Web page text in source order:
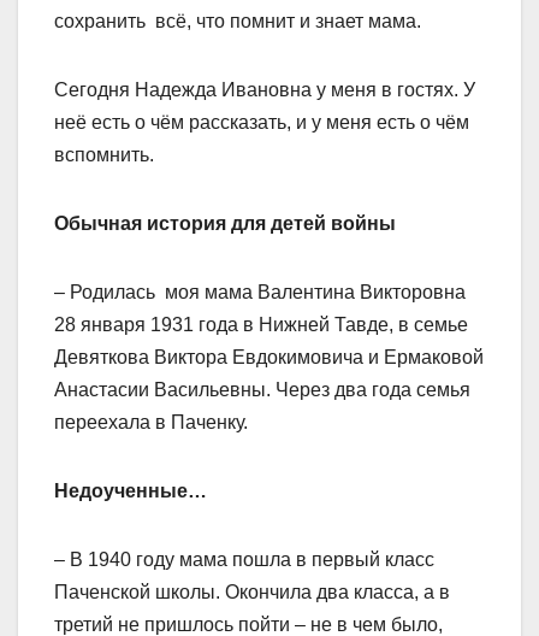
сохранить всё, что помнит и знает мама.
Сегодня Надежда Ивановна у меня в гостях. У
неё есть о чём рассказать, и у меня есть о чём
вспомнить.
Обычная история для детей войны
– Родилась моя мама Валентина Викторовна
28 января 1931 года в Нижней Тавде, в семье
Девяткова Виктора Евдокимовича и Ермаковой
Анастасии Васильевны. Через два года семья
переехала в Паченку.
Недоученные…
– В 1940 году мама пошла в первый класс
Паченской школы. Окончила два класса, а в
третий не пришлось пойти – не в чем было,